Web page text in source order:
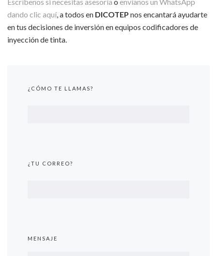
Escríbenos si necesitas asesoría o envíanos un WhatsApp
dando clic aquí, a todos en DICOTEP nos encantará ayudarte
en tus decisiones de inversión en equipos codificadores de
inyección de tinta.
¿CÓMO TE LLAMAS?
¿TU CORREO?
MENSAJE